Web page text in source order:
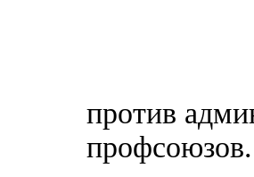
против
профсоюзов.